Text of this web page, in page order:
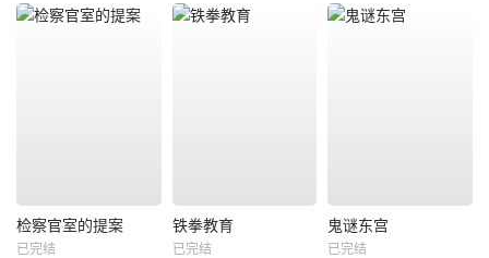
检察官室的提案
已完结
铁拳教育
已完结
鬼谜东宫
已完结